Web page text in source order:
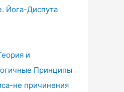
Йога-Диспута
и
Принципы
не причинения